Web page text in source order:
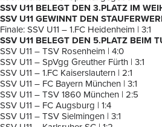
SSV U11 BELEGT DEN 3.PLATZ IM
SSV U11 GEWINNT DEN
Finale: SSV U11 – 1.FC Heidenheim | 3:1
SSV U11 BELEGT DEN 5.PLATZ BEIM
SSV U11 – TSV Rosenheim | 4:0
SSV U11 – SpVgg Greuther Fürth | 3:1
SSV U11 – 1.FC Kaiserslautern | 2:1
SSV U11 – FC Bayern München | 3:1
SSV U11 – TSV 1860 München | 2:5
SSV U11 – FC Augsburg | 1:4
SSV U11 – TSV Sielmingen | 3:1